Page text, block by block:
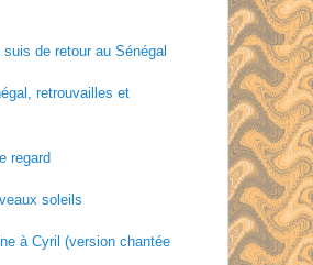
de retour au Sénégal
retrouvailles et
regard
soleils
à Cyril (version chantée